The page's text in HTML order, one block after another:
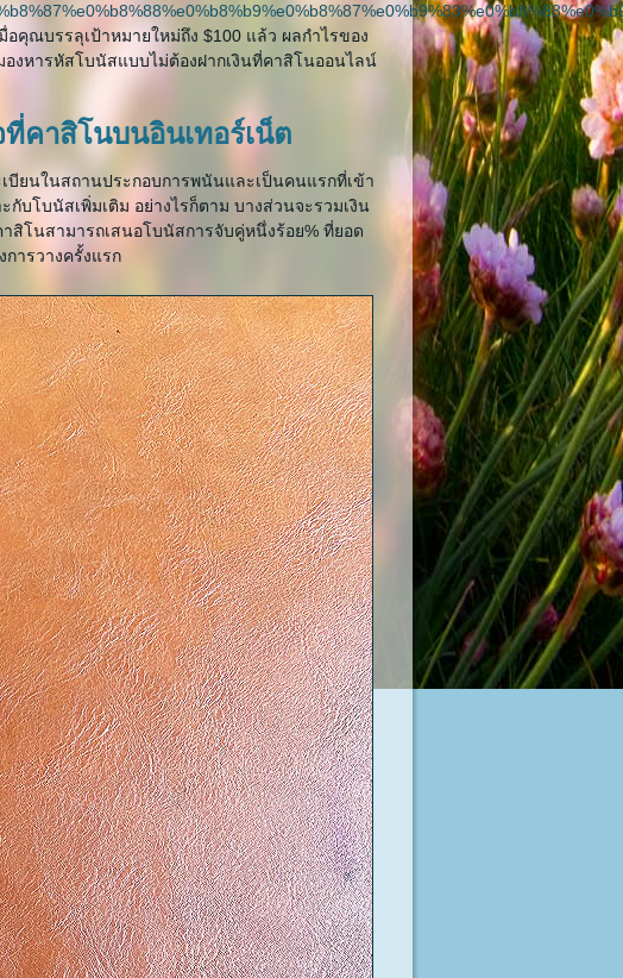
คุณบรรลุเป้าหมายใหม่ถึง $100 แล้ว ผลกำไรของ
หารหัสโบนัสแบบไม่ต้องฝากเงินที่คาสิโนออนไลน์
คาสิโนบนอินเทอร์เน็ต
บียนในสถานประกอบการพนันและเป็นคนแรกที่เข้า
บโบนัสเพิ่มเติม อย่างไรก็ตาม บางส่วนจะรวมเงิน
สิโนสามารถเสนอโบนัสการจับคู่หนึ่งร้อย% ที่ยอด
ารวางครั้งแรก